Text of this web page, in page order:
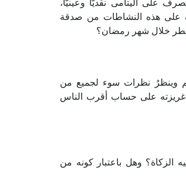
على هذه النشاطات من صدقة
خلال شهر رمضان؟
نظرات سوء لجميع من
غريزته على حساب أقرب الناس
الزكاة؟ وهل باعتبار كونه من